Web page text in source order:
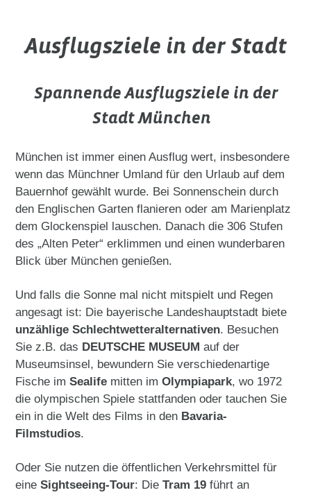
Ausflugsziele in der Stadt
Spannende Ausflugsziele in der
Stadt München
München ist immer einen Ausflug wert, insbesondere
wenn das Münchner Umland für den Urlaub auf dem
Bauernhof gewählt wurde. Bei Sonnenschein durch
den Englischen Garten flanieren oder am Marienplatz
dem Glockenspiel lauschen. Danach die 306 Stufen
des „Alten Peter“ erklimmen und einen wunderbaren
Blick über München genießen.
Und falls die Sonne mal nicht mitspielt und Regen
angesagt ist: Die bayerische Landeshauptstadt biete
unzählige Schlechtwetteralternativen. Besuchen
Sie z.B. das DEUTSCHE MUSEUM auf der
Museumsinsel, bewundern Sie verschiedenartige
Fische imSealife mitten imOlympiapark, wo 1972
die olympischen Spiele stattfanden oder tauchen Sie
ein in die Welt des Films in den Bavaria-
Filmstudios.
Oder Sie nutzen die öffentlichen Verkehrsmittel für
eineSightseeing-Tour: DieTram 19 führt an